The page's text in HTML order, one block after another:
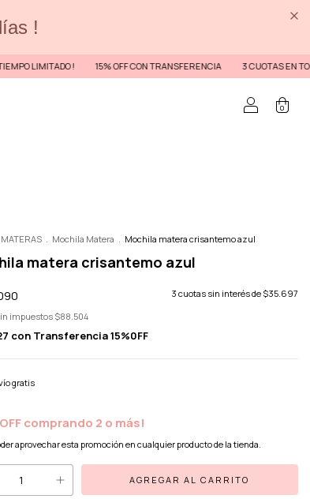
!
! 15% OFF CON TRANSFERENCIA 3 CUOTAS EN TODA LA
0
MATERAS . Mochila Matera . Mochila matera crisantemo azul
matera crisantemo azul
3 cuotas sin interés de $35.697
impuestos $88.504
con Transferencia 15%0FF
gratis
OFF comprando 2 o más!
aprovechar esta promoción en cualquier producto de la tienda.